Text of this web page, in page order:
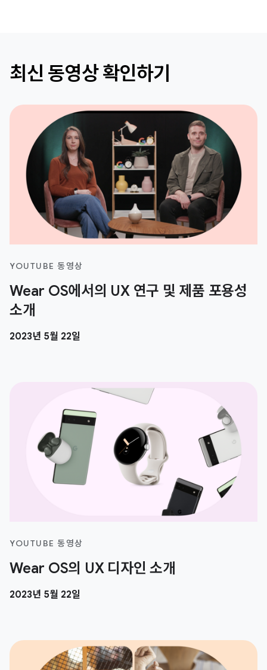
최신 동영상 확인하기
YOUTUBE 동영상
Wear OS에서의 UX 연구 및 제품 포용성
소개
2023년 5월 22일
YOUTUBE 동영상
Wear OS의 UX 디자인 소개
2023년 5월 22일